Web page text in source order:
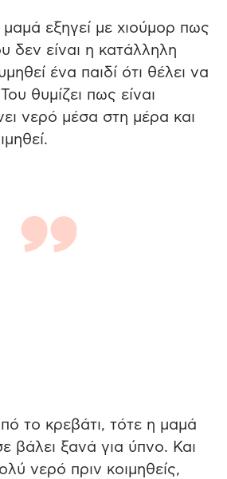
μαμά εξηγεί με χιούμορ πως
δεν είναι η κατάλληλη
ένα παιδί ότι θέλει να
θυμίζει πως είναι
νερό μέσα στη μέρα και
το κρεβάτι, τότε η μαμά
βάλει ξανά για ύπνο. Και
νερό πριν κοιμηθείς,